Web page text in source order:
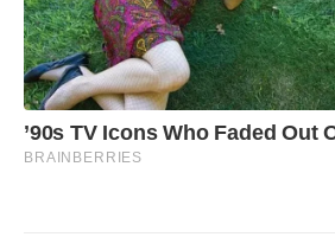
’90s TV Icons Who Faded Out
BRAINBERRIES